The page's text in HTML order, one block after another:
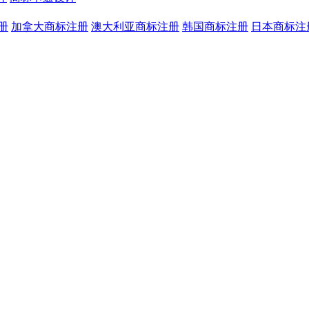
加拿大商标注册 澳大利亚商标注册 韩国商标注册 日本商标注